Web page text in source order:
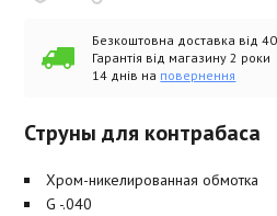
Безкоштовна доставка від
Гарантія від магазину 2 роки
14 днів на повернення
Струны для контрабаса
Хром-никелированная обмотка
G -.040